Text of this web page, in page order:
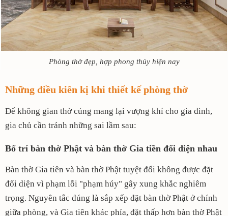
Phòng thờ đẹp, hợp phong thủy hiện nay
Những điều kiên kị khi thiết kế phòng thờ
Để không gian thờ cúng mang lại vượng khí cho gia đình,
gia chủ cần tránh những sai lầm sau:
Bố trí bàn thờ Phật và bàn thờ Gia tiền đối diện nhau
Bàn thờ Gia tiên và bàn thờ Phật tuyệt đối không được đặt
đối diện vì phạm lỗi "phạm húy" gây xung khắc nghiêm
trọng. Nguyên tắc đúng là sắp xếp đặt bàn thờ Phật ở chính
giữa phòng, và Gia tiên khác phía, đặt thấp hơn bàn thờ Phật